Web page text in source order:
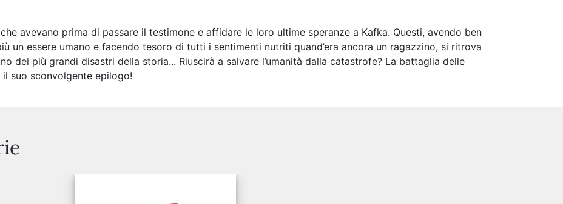
avevano prima di passare il testimone e affidare le loro ultime speranze a Kafka. Questi, avendo ben
un essere umano e facendo tesoro di tutti i sentimenti nutriti quand’era ancora un ragazzino, si ritrova
dei più grandi disastri della storia... Riuscirà a salvare l’umanità dalla catastrofe? La battaglia delle
suo sconvolgente epilogo!